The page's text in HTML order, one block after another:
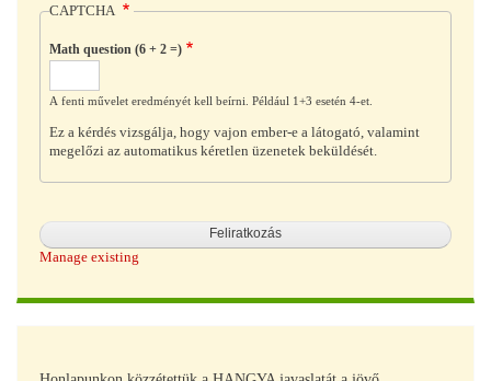
CAPTCHA
Math question (6 + 2 =)
A fenti művelet eredményét kell beírni. Például 1+3 esetén 4-et.
Ez a kérdés vizsgálja, hogy vajon ember-e a látogató, valamint
megelőzi az automatikus kéretlen üzenetek beküldését.
Manage existing